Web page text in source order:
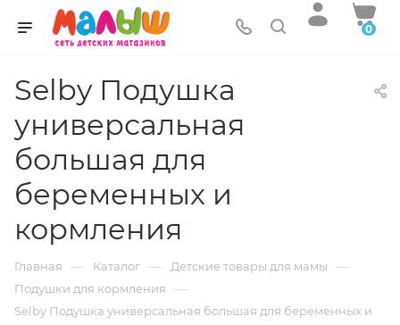
0
Selby Подушка
универсальная
большая для
беременных и
кормления
Главная — Каталог — Детские товары для мамы —
Подушки для кормления —
Selby Подушка универсальная большая для беременных и